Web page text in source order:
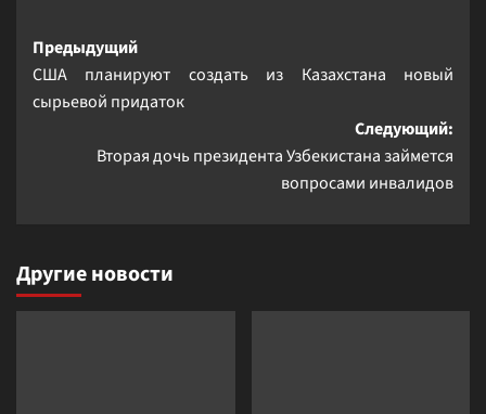
Навигация
записи
Предыдущий
США планируют создать из Казахстана новый
сырьевой придаток
Следующий:
Вторая дочь президента Узбекистана займется
вопросами инвалидов
Другие новости